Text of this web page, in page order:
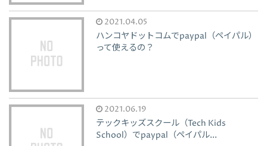
2021.04.05
ハンコヤドットコムでpaypal（ペイパル）
って使えるの？
2021.06.19
テックキッズスクール（Tech Kids
School）でpaypal（ペイパル...